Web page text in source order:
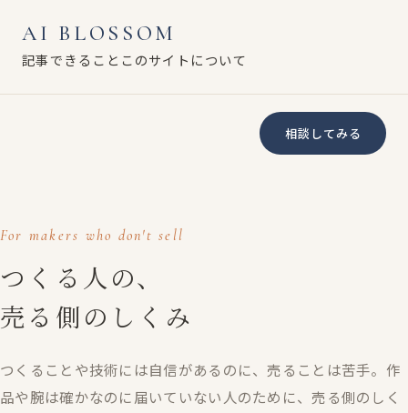
AI BLOSSOM
記事できること このサイトについて
相談してみる
For makers who don't sell
つくる人の、
売る側のしくみ
つくることや技術には自信があるのに、売ることは苦手。作
品や腕は確かなのに届いていない人のために、売る側のしく
AI BLOSSOM